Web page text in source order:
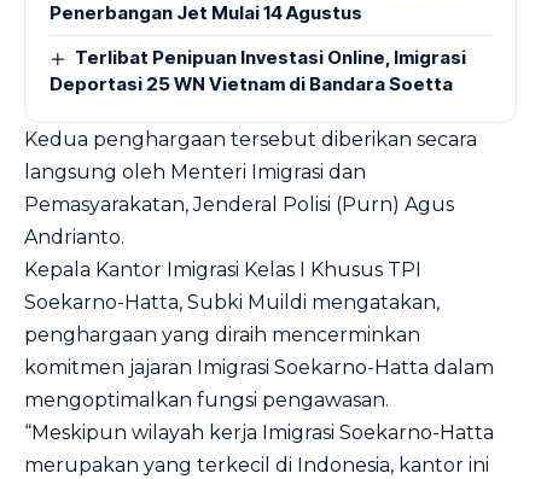
Penerbangan Jet Mulai 14 Agustus
Terlibat Penipuan Investasi Online, Imigrasi
Deportasi 25 WN Vietnam di Bandara Soetta
Kedua penghargaan tersebut diberikan secara
langsung oleh Menteri Imigrasi dan
Pemasyarakatan, Jenderal Polisi (Purn) Agus
Andrianto.
Kepala Kantor Imigrasi Kelas I Khusus TPI
Soekarno-Hatta, Subki Muildi mengatakan,
penghargaan yang diraih mencerminkan
komitmen jajaran Imigrasi Soekarno-Hatta dalam
mengoptimalkan fungsi pengawasan.
“Meskipun wilayah kerja Imigrasi Soekarno-Hatta
merupakan yang terkecil di Indonesia, kantor ini